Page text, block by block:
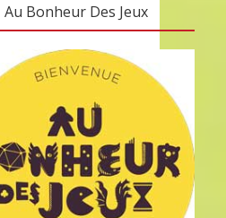
Au Bonheur Des Jeux